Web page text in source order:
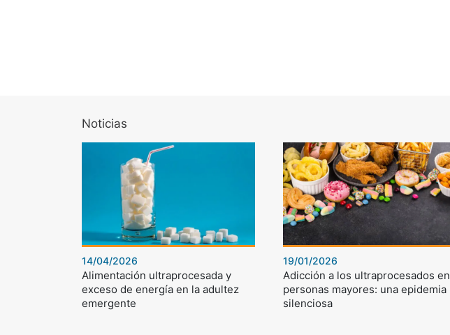
Noticias
14/04/2026
Alimentación ultraprocesada y
exceso de energía en la adultez
emergente
19/01/2026
Adicción a los ultraprocesados en
personas mayores: una epidemia
silenciosa